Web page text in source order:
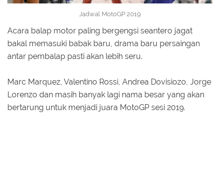
Jadwal MotoGP 2019
Acara balap motor paling bergengsi seantero jagat
bakal memasuki babak baru, drama baru persaingan
antar pembalap pasti akan lebih seru.
Marc Marquez, Valentino Rossi, Andrea Dovisiozo, Jorge
Lorenzo dan masih banyak lagi nama besar yang akan
bertarung untuk menjadi juara MotoGP sesi 2019.